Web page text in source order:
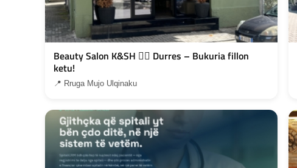
Beauty Salon K&SH 💇‍♀️ Durres – Bukuria fillon
ketu!
📍 Rruga Mujo Ulqinaku